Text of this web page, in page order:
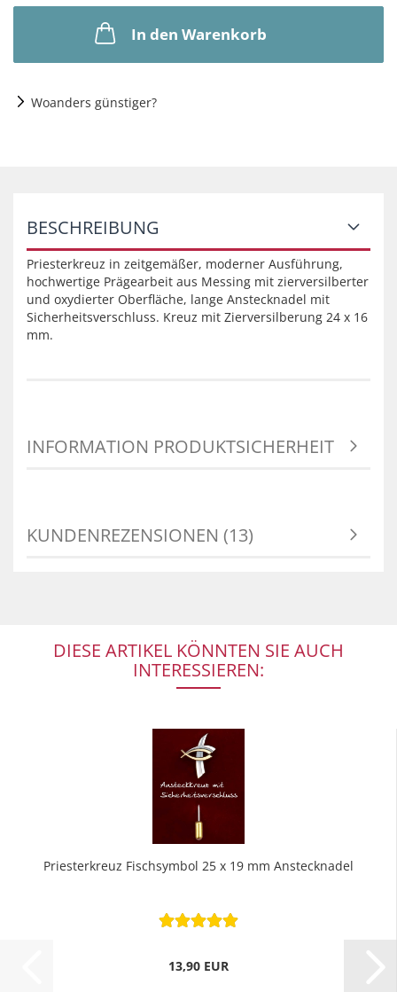
In den Warenkorb
Woanders günstiger?
BESCHREIBUNG
Priesterkreuz in zeitgemäßer, moderner Ausführung,
hochwertige Prägearbeit aus Messing mit zierversilberter
und oxydierter Oberfläche, lange Anstecknadel mit
Sicherheitsverschluss. Kreuz mit Zierversilberung 24 x 16
mm.
INFORMATION PRODUKTSICHERHEIT
KUNDENREZENSIONEN (13)
DIESE ARTIKEL KÖNNTEN SIE AUCH
INTERESSIEREN:
Priesterkreuz Fischsymbol 25 x 19 mm Anstecknadel
13,90 EUR